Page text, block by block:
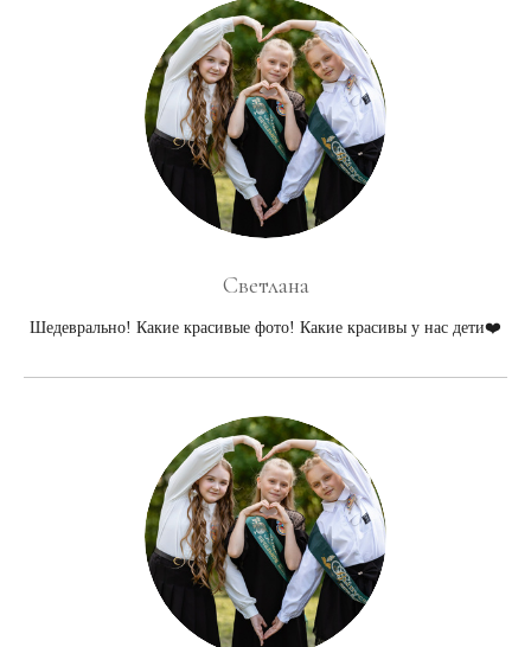
Светлана
Шедеврально! Какие красивые фото! Какие красивы у нас дети❤️